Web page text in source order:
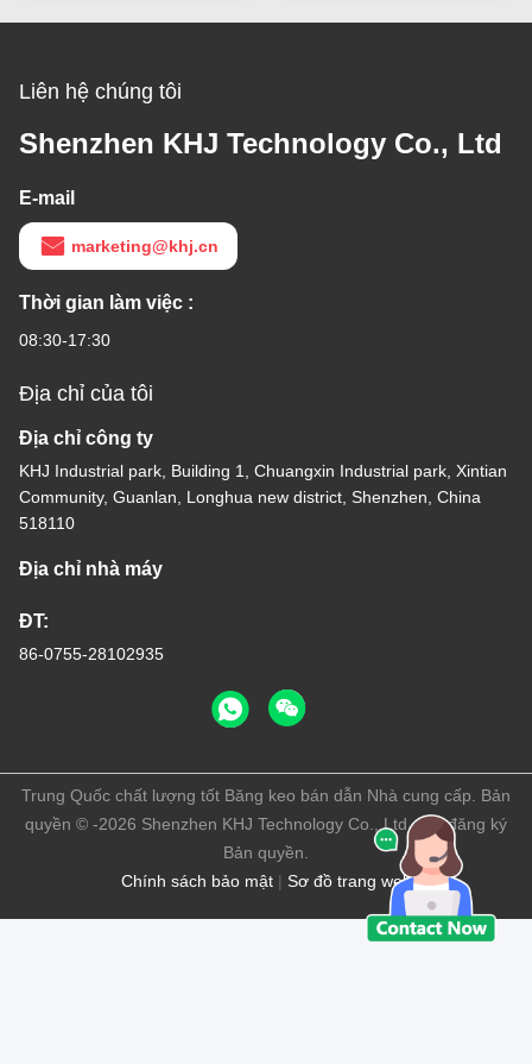
Liên hệ chúng tôi
Shenzhen KHJ Technology Co., Ltd
E-mail
marketing@khj.cn
Thời gian làm việc :
08:30-17:30
Địa chỉ của tôi
Địa chỉ công ty
KHJ Industrial park, Building 1, Chuangxin Industrial park, Xintian
Community, Guanlan, Longhua new district, Shenzhen, China
518110
Địa chỉ nhà máy
ĐT:
86-0755-28102935
Chính sách bảo mật| Sơ đồ trang web
Trung Quốc chất lượng tốt Băng keo bán dẫn Nhà cung cấp. Bản
quyền © -2026 Shenzhen KHJ Technology Co., Ltd . Đã đăng ký
Bản quyền.